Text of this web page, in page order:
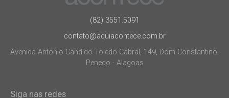
(82) 3551.5091
contato@aquiacontece.com.br
Avenida Antonio Candido Toledo Cabral, 149, Dom Constantino.
Penedo - Alagoas
Siga nas redes